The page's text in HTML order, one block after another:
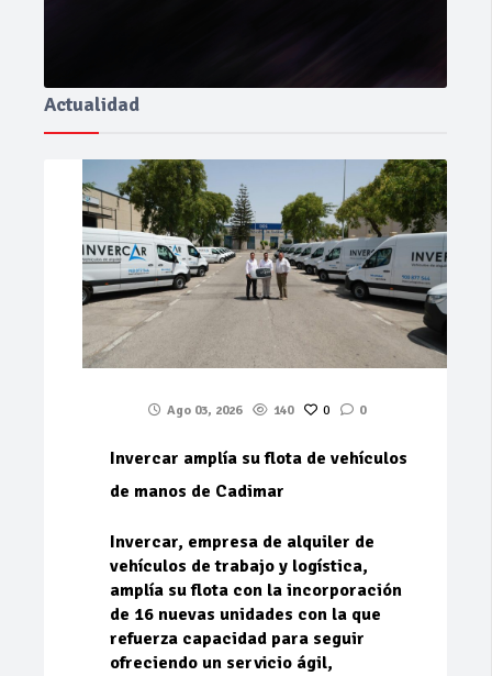
Actualidad
Ago 03, 2026 140 0 0
Invercar amplía su flota de vehículos
de manos de Cadimar
Invercar, empresa de alquiler de
vehículos de trabajo y logística,
amplía su flota con la incorporación
de 16 nuevas unidades con la que
refuerza capacidad para seguir
ofreciendo un servicio ágil,